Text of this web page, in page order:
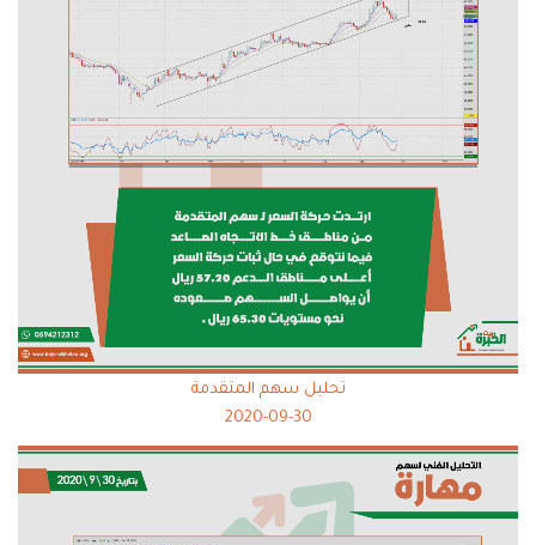
تحليل سهم المتقدمة
2020-09-30